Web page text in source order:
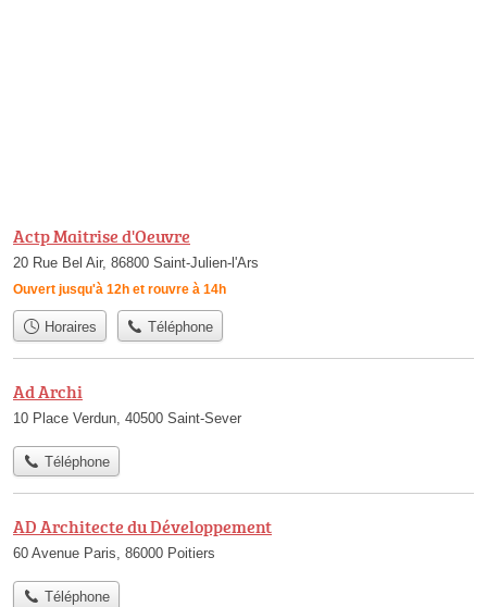
Actp Maitrise d'Oeuvre
20 Rue Bel Air, 86800 Saint-Julien-l'Ars
Ouvert jusqu'à 12h et rouvre à 14h
Horaires Téléphone
Ad Archi
10 Place Verdun, 40500 Saint-Sever
Téléphone
AD Architecte du Développement
60 Avenue Paris, 86000 Poitiers
Téléphone